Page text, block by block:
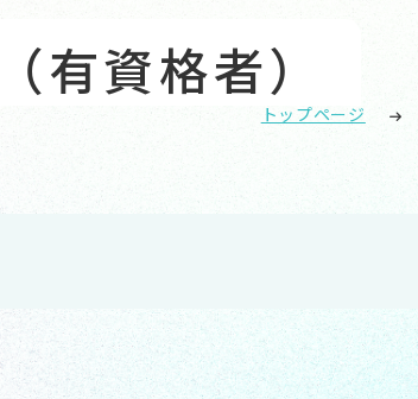
有資格者）
トップページ